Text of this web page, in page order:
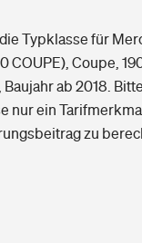
Typklasse für
COUPE), Coupe,
ab 2018.
nur ein
zu